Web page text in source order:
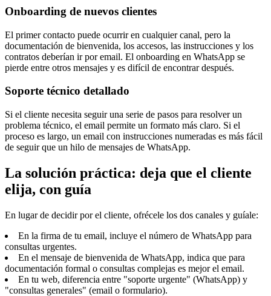
Onboarding de nuevos clientes
El primer contacto puede ocurrir en cualquier canal, pero la
documentación de bienvenida, los accesos, las instrucciones y los
contratos deberían ir por email. El onboarding en WhatsApp se
pierde entre otros mensajes y es difícil de encontrar después.
Soporte técnico detallado
Si el cliente necesita seguir una serie de pasos para resolver un
problema técnico, el email permite un formato más claro. Si el
proceso es largo, un email con instrucciones numeradas es más fácil
de seguir que un hilo de mensajes de WhatsApp.
La solución práctica: deja que el cliente
elija, con guía
En lugar de decidir por el cliente, ofrécele los dos canales y guíale:
En la firma de tu email, incluye el número de WhatsApp para
consultas urgentes.
En el mensaje de bienvenida de WhatsApp, indica que para
documentación formal o consultas complejas es mejor el email.
En tu web, diferencia entre "soporte urgente" (WhatsApp) y
"consultas generales" (email o formulario).